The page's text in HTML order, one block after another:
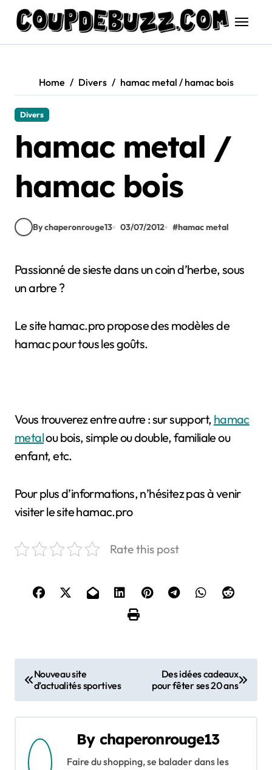
content
Home Divers hamac metal / hamac bois
Divers
hamac metal /
hamac bois
By chaperonrouge13 03/07/2012 #hamac metal
Passionné de sieste dans un coin d’herbe, sous
un arbre ?
Le site hamac.pro propose des modèles de
hamac pour tous les goûts.
Vous trouverez entre autre : sur support, hamac
metalou bois, simple ou double, familiale ou
enfant, etc.
Pour plus d’informations, n’hésitez pas à venir
visiter le site hamac.pro
Rate this post
N
a
v
Nouveau site
d’actualités sportives
Des idées cadeaux
pour fêter ses 20 ans
By chaperonrouge13
Faire du shopping, se balader dans les